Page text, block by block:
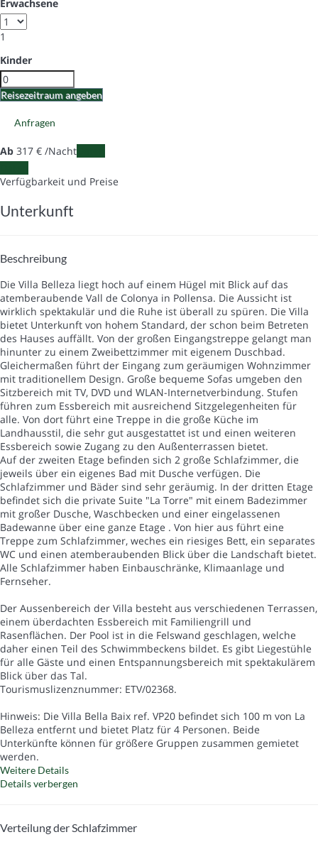
Erwachsene
1
Kinder
Reisezeitraum angeben
Anfragen
Ab 317 € /Nacht
Verfügbarkeit und Preise
Unterkunft
Beschreibung
Die Villa Belleza liegt hoch auf einem Hügel mit Blick auf das
atemberaubende Vall de Colonya in Pollensa. Die Aussicht ist
wirklich spektakulär und die Ruhe ist überall zu spüren. Die Villa
bietet Unterkunft von hohem Standard, der schon beim Betreten
des Hauses auffällt. Von der großen Eingangstreppe gelangt man
hinunter zu einem Zweibettzimmer mit eigenem Duschbad.
Gleichermaßen führt der Eingang zum geräumigen Wohnzimmer
mit traditionellem Design. Große bequeme Sofas umgeben den
Sitzbereich mit TV, DVD und WLAN-Internetverbindung. Stufen
führen zum Essbereich mit ausreichend Sitzgelegenheiten für
alle. Von dort führt eine Treppe in die große Küche im
Landhausstil, die sehr gut ausgestattet ist und einen weiteren
Essbereich sowie Zugang zu den Außenterrassen bietet.
Auf der zweiten Etage befinden sich 2 große Schlafzimmer, die
jeweils über ein eigenes Bad mit Dusche verfügen. Die
Schlafzimmer und Bäder sind sehr geräumig. In der dritten Etage
befindet sich die private Suite "La Torre" mit einem Badezimmer
mit großer Dusche, Waschbecken und einer eingelassenen
Badewanne über eine ganze Etage . Von hier aus führt eine
Treppe zum Schlafzimmer, weches ein riesiges Bett, ein separates
WC und einen atemberaubenden Blick über die Landschaft bietet.
Alle Schlafzimmer haben Einbauschränke, Klimaanlage und
Fernseher.
Der Aussenbereich der Villa besteht aus verschiedenen Terrassen,
einem überdachten Essbereich mit Familiengrill und
Rasenflächen. Der Pool ist in die Felswand geschlagen, welche
daher einen Teil des Schwimmbeckens bildet. Es gibt Liegestühle
für alle Gäste und einen Entspannungsbereich mit spektakulärem
Blick über das Tal.
Tourismuslizenznummer: ETV/02368.
Hinweis: Die Villa Bella Baix ref. VP20 befindet sich 100 m von La
Belleza entfernt und bietet Platz für 4 Personen. Beide
Unterkünfte können für größere Gruppen zusammen gemietet
werden.
Weitere Details
Details verbergen
Verteilung der Schlafzimmer